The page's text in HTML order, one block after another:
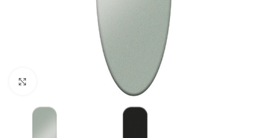
Clicca per ingrandire